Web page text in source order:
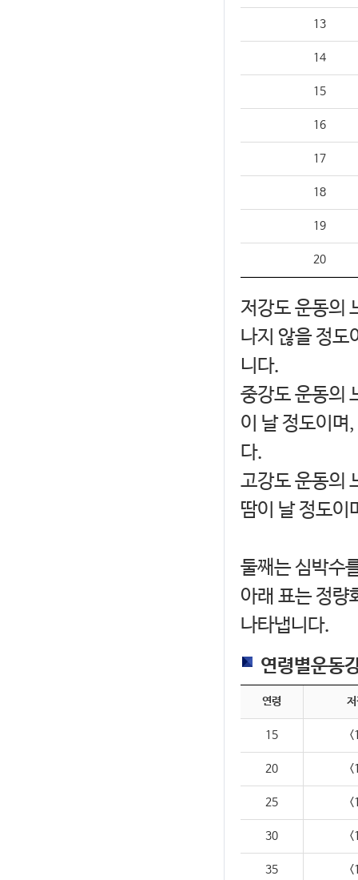
13
14
15
16
17
18
19
20
저강도 운동의
나지 않을 정도
니다.
중강도 운동의
이 날 정도이며
다.
고강도 운동의
땀이 날 정도이
둘째는 심박수
아래 표는 정량
나타냅니다.
연령별운동
연령
15
20
25
30
35